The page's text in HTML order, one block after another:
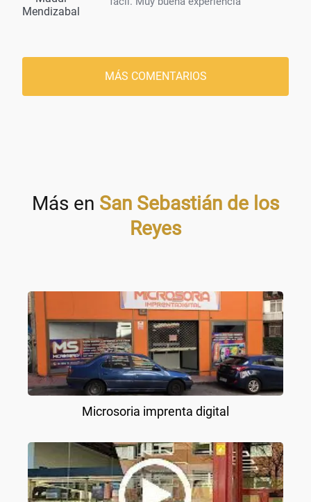
Mendizabal
MÁS COMENTARIOS
Más en San Sebastián de los
Reyes
Microsoria imprenta digital